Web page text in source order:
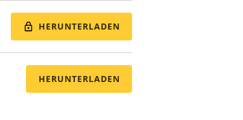
HERUNTERLADEN
HERUNTERLADEN